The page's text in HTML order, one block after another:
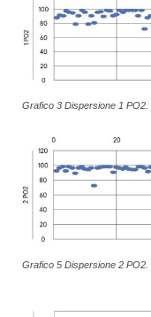
Grafico 3 Dispersione 1 PO2.
Grafico 5 Dispersione 2 PO2.